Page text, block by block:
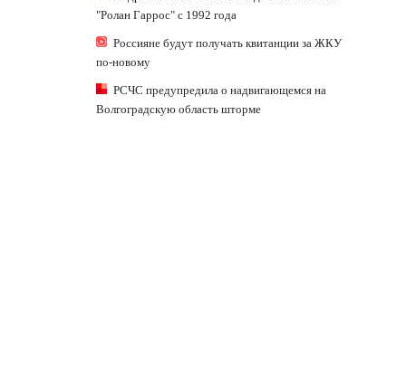
"Ролан Гаррос" с 1992 года
Россияне будут получать квитанции за ЖКУ
по-новому
РСЧС предупредила о надвигающемся на
Волгоградскую область шторме